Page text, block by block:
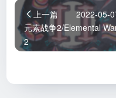
上一篇
2022-05-
元素战争2/Elemental
2